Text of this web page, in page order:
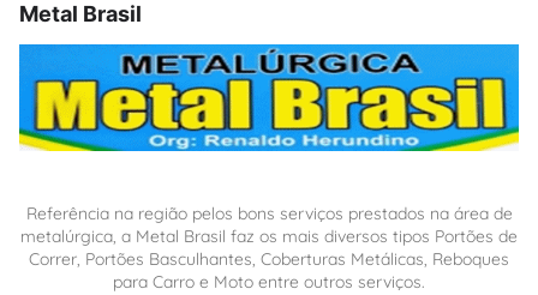
Metal Brasil
Referência na região pelos bons serviços prestados na área de
metalúrgica, a Metal Brasil faz os mais diversos tipos Portões de
Correr, Portões Basculhantes, Coberturas Metálicas, Reboques
para Carro e Moto entre outros serviços.